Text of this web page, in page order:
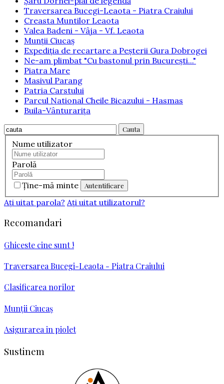
Traversarea Bucegi-Leaota - Piatra Craiului
Creasta Muntilor Leaota
Valea Badeni - Vâja - Vf. Leaota
Munţii Ciucaş
Expediţia de recartare a Peşterii Gura Dobrogei
Ne-am plimbat "Cu bastonul prin București..."
Piatra Mare
Masivul Parang
Patria Carstului
Parcul National Cheile Bicazului - Hasmas
Buila-Vânturarița
Cauta
Nume utilizator
Parolă
Ţine-mă minte
Aţi uitat parola? Aţi uitat utilizatorul?
Recomandari
Ghiceste cine sunt !
Traversarea Bucegi-Leaota - Piatra Craiului
Clasificarea norilor
Munţii Ciucaş
Asigurarea in piolet
Sustinem